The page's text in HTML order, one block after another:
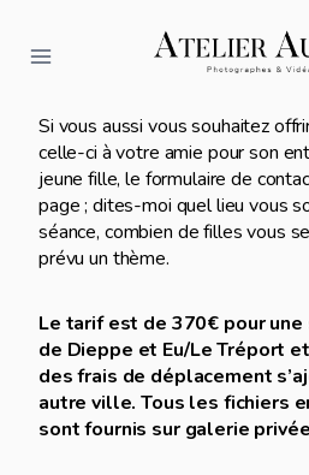
contenu
Si vous aussi vous souhaitez
celle-ci à votre amie pour son
jeune fille, le formulaire de
page ; dites-moi quel lieu vous
séance, combien de filles vous
prévu un thème.
Le tarif est de 370€ pour
de Dieppe et Eu/Le Tréport
des frais de déplacement
autre ville. Tous les fichiers
sont fournis sur galerie